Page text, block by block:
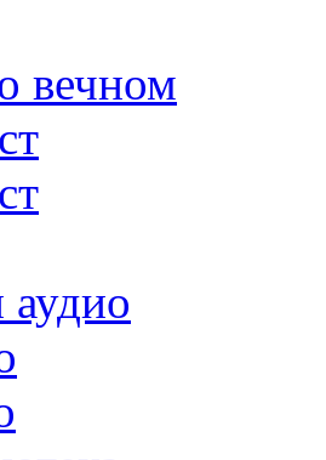
вечном